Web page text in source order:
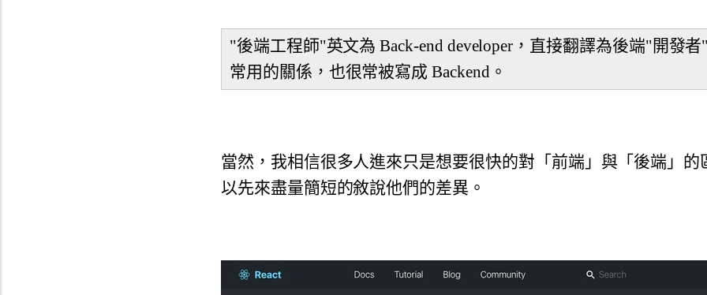
"後端工程師"英文為 Back-end developer，直接翻譯為後端"開發者
常用的關係，也很常被寫成 Backend。
當然，我相信很多人進來只是想要很快的對「前端」與「後端」的
以先來盡量簡短的敘說他們的差異。